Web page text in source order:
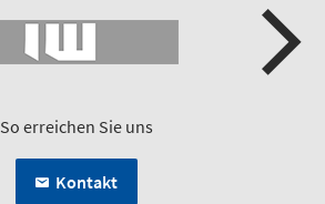
So erreichen Sie uns
Kontakt